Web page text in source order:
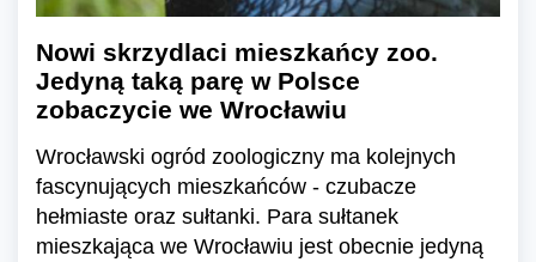
Nowi skrzydlaci mieszkańcy zoo.
Jedyną taką parę w Polsce
zobaczycie we Wrocławiu
Wrocławski ogród zoologiczny ma kolejnych
fascynujących mieszkańców - czubacze
hełmiaste oraz sułtanki. Para sułtanek
mieszkająca we Wrocławiu jest obecnie jedyną